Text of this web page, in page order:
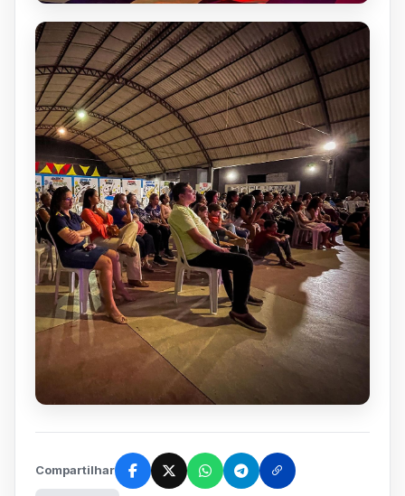
Compartilhar